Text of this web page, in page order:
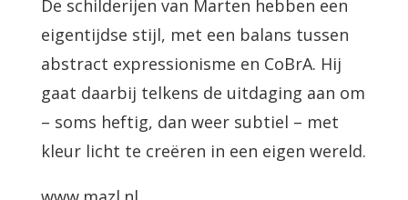
De schilderijen van Marten hebben een
eigentijdse stijl, met een balans tussen
abstract expressionisme en CoBrA. Hij
gaat daarbij telkens de uitdaging aan om
– soms heftig, dan weer subtiel – met
kleur licht te creëren in een eigen wereld.